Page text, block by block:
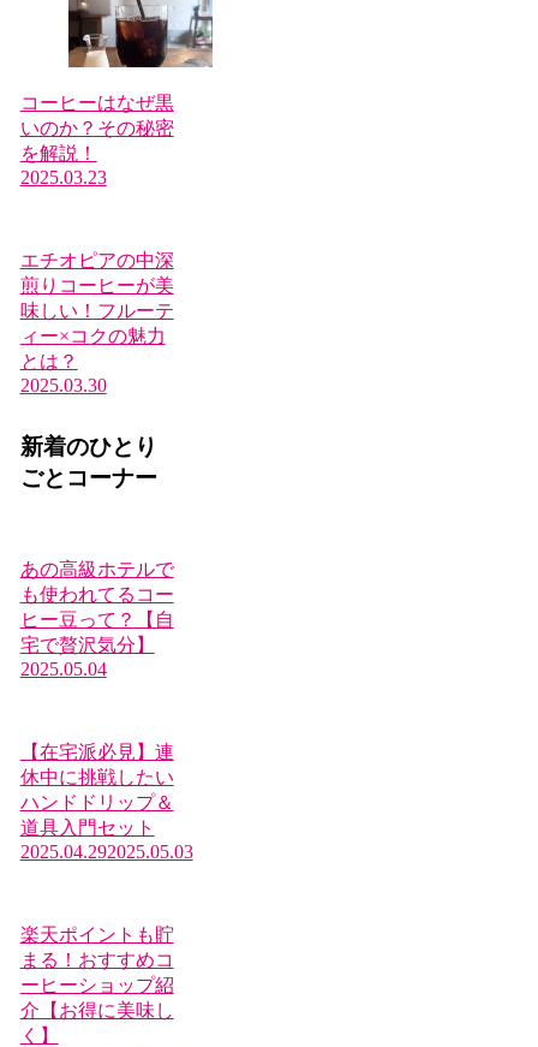
コーヒーはなぜ黒
いのか？その秘密
を解説！
2025.03.23
エチオピアの中深
煎りコーヒーが美
味しい！フルーテ
ィー×コクの魅力
とは？
2025.03.30
新着のひとり
ごとコーナー
あの高級ホテルで
も使われてるコー
ヒー豆って？【自
宅で贅沢気分】
2025.05.04
【在宅派必見】連
休中に挑戦したい
ハンドドリップ＆
道具入門セット
2025.04.292025.05.03
楽天ポイントも貯
まる！おすすめコ
ーヒーショップ紹
介【お得に美味し
く】